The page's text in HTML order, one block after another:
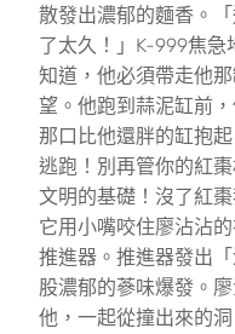
散發出濃郁的麵香。
了太久！」K-999焦
知道，他必須帶走他
望。他跑到蒜泥缸前
那口比他還胖的缸抱
逃跑！別再管你的紅
文明的基礎！沒了紅
它用小嘴咬住廖沾沾
推進器。推進器發出
股濃郁的蔘味爆發。
他，一起從撞出來的